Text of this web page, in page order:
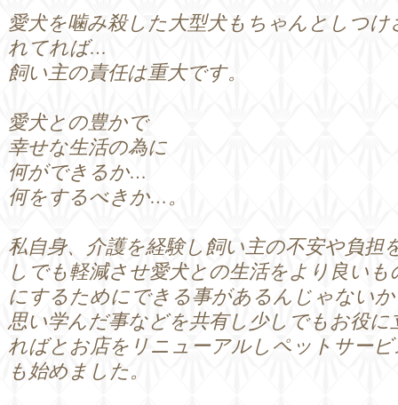
愛犬を噛み殺した大型犬もちゃんとしつけ
れてれば…
飼い主の責任は重大です。
愛犬との豊かで
幸せな生活の為に
何ができるか…
何をするべきか…。
私自身、介護を経験し飼い主の不安や負担
しでも軽減させ愛犬との生活をより良いも
にするためにできる事があるんじゃない
思い学んだ事などを共有し少しでもお役に
ればとお店をリニューアルしペットサー
も始めました。